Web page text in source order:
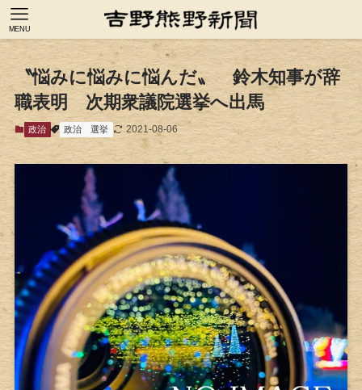
MENU
〝悩みに悩みに悩んだ〟 鈴木知事が辞
職表明 次期衆議院選挙へ出馬
政治 政治 選挙 2021-08-06